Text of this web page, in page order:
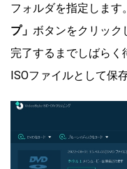
フォルダを指定します
プ」 ボタンをクリック
完了するまでしばらく
ISOファイルとして保